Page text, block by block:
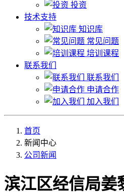
投资
技术支持
知识库
常见问题
培训课程
联系我们
联系我们
申请合作
加入我们
首页
新闻中心
公司新闻
滨江区经信局姜